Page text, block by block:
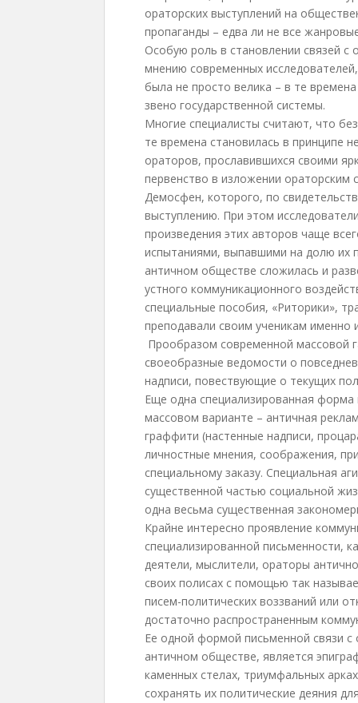
ораторских выступлений на
пропаганды – едва ли не все
Особую роль в становлении связей
мнению современных
была не просто велика – в те
звено государственной системы.
Многие специалисты считают, что
те времена становилась в принципе
ораторов, прославившихся своими
первенство в изложении ораторским
Демосфен, которого, по
выступлению. При этом
произведения этих авторов чаще
испытаниями, выпавшими на долю их
античном обществе сложилась и
устного коммуникационного
специальные пособия, «Риторики»,
преподавали своим ученикам именно
Прообразом современной массовой
своеобразные ведомости о
надписи, повествующие о текущих
Еще одна специализированная
массовом варианте – античная
граффити (настенные надписи,
личностные мнения, соображения,
специальному заказу. Специальная
существенной частью социальной
одна весьма существенная
Крайне интересно проявление
специализированной письменности,
деятели, мыслители, ораторы
своих полисах с помощью так
писем-политических воззваний или
достаточно распространенным
Ее одной формой письменной связи
античном обществе, является
каменных стелах, триумфальных
сохранять их политические деяния